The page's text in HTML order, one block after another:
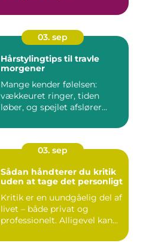
03. sep
Hårstylingtips til travle
morgener
Mange kender følelsen:
vækkeuret ringer, tiden
løber, og spejlet afslører...
03. sep
Sådan håndterer du kritik
uden at tage det personligt
Kritik er en uundgåelig del af
livet – både privat og
professionelt. Alligevel kan...